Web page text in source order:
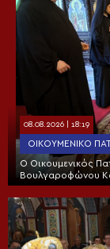
08.08.2026 | 18:19
ΟΙΚΟΥΜΕΝΙΚΌ
Ο Οικουμενικός
Βουλγαροφώνου